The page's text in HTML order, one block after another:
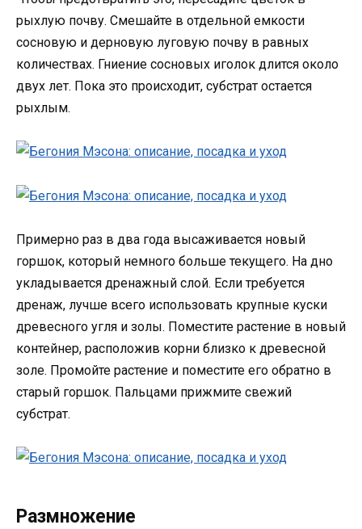
рыхлую почву. Смешайте в отдельной емкости
сосновую и дерновую луговую почву в равных
количествах. Гниение сосновых иголок длится около
двух лет. Пока это происходит, субстрат остается
рыхлым.
Примерно раз в два года высаживается новый
горшок, который немного больше текущего. На дно
укладывается дренажный слой. Если требуется
дренаж, лучше всего использовать крупные куски
древесного угля и золы. Поместите растение в новый
контейнер, расположив корни близко к древесной
золе. Промойте растение и поместите его обратно в
старый горшок. Пальцами прижмите свежий
субстрат.
Размножение